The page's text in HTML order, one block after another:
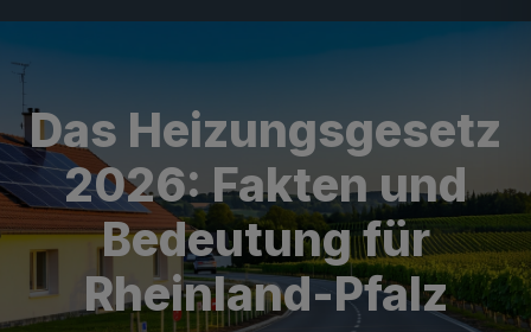
Das Heizungsgesetz
2026: Fakten und
Bedeutung für
Rheinland-Pfalz